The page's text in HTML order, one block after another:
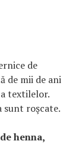
de
de mii de ani
textilelor.
sunt roşcate.
henna,